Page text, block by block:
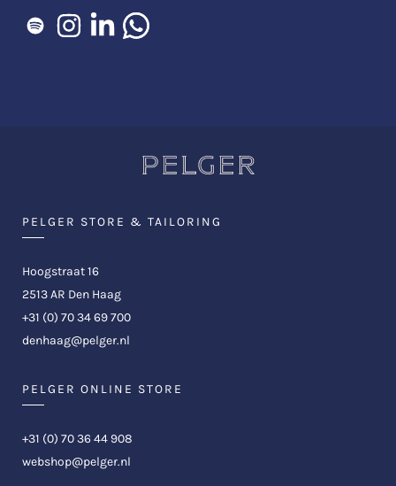
PELGER STORE & TAILORING
Hoogstraat 16
2513 AR Den Haag
+31 (0) 70 34 69 700
denhaag@pelger.nl
PELGER ONLINE STORE
+31 (0) 70 36 44 908
webshop@pelger.nl